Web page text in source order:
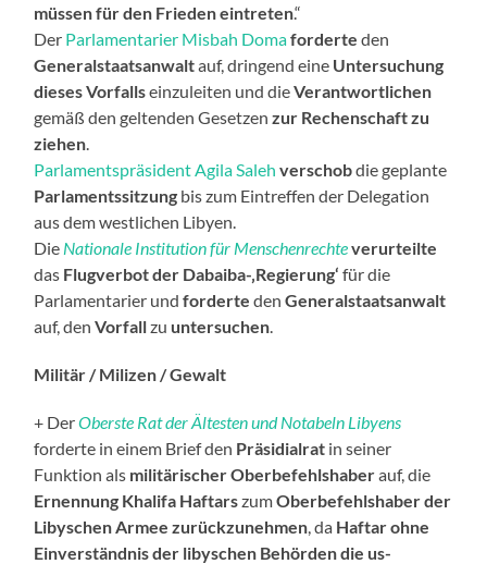
müssen für den Frieden eintreten.“
Der Parlamentarier Misbah Domaforderte den
Generalstaatsanwaltauf, dringend eine Untersuchung
dieses Vorfallseinzuleiten und dieVerantwortlichen
gemäß den geltenden Gesetzenzur Rechenschaft zu
ziehen
Parlamentspräsident Agila Saleh verschobdie geplante
Parlamentssitzung bis zum Eintreffen der Delegation
aus dem westlichen Libyen.
Die Nationale Institution für Menschenrechteverurteilte
das Flugverbot der Dabaiba-‚Regierung‘ für die
Parlamentarier undforderte denGeneralstaatsanwalt
auf, denVorfallzu untersuchen
Militär / Milizen / Gewalt
+ DerOberste Rat der Ältesten und Notabeln Libyens
forderte in einem Brief den Präsidialrat in seiner
Funktion als militärischer Oberbefehlshaberauf, die
Ernennung Khalifa HaftarszumOberbefehlshaber der
Libyschen Armee zurückzunehmen , da Haftar ohne
Einverständnis der libyschen Behörden die us-